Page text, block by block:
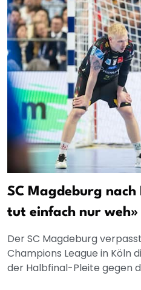
SC Magdeburg nach
tut einfach nur weh»
Der SC Magdeburg
Champions League in Köln
der Halbfinal-Pleite gegen